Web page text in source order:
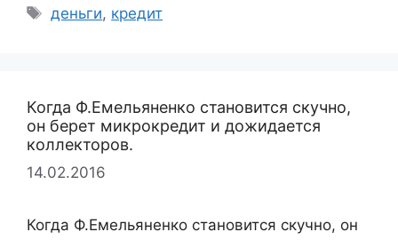
Метки
деньги, кредит
Когда Ф.Емельяненко становится скучно,
он берет микрокредит и дожидается
коллекторов.
14.02.2016
Когда Ф.Емельяненко становится скучно, он